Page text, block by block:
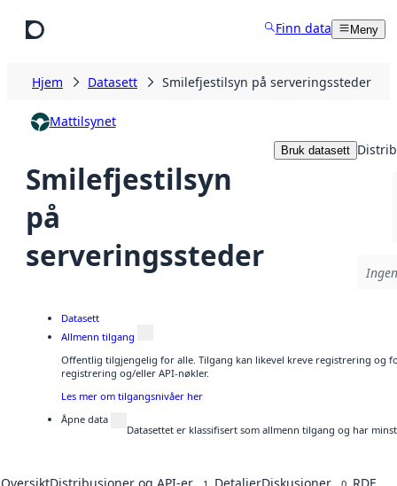
Finn data Meny
Hjem Datasett Smilefjestilsyn på serveringssteder
Mattilsynet
Smilefjestilsyn
på
serveringssteder
Bruk datasett
Datasett
Allmenn tilgang
Offentlig tilgjengelig for alle. Tilgang kan likevel kreve registrering og
registrering og/eller API-nøkler.
Les mer om tilgangsnivåer her
Åpne data
Datasettet er klassifisert som allmenn tilgang og har